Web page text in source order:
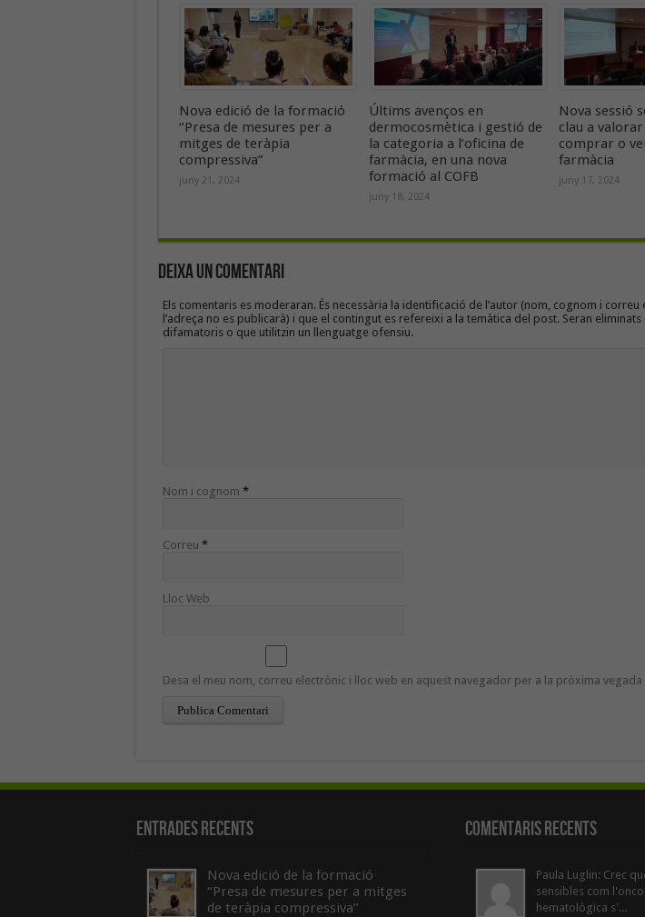
Nova edició de la formació
“Presa de mesures per a
mitges de teràpia
compressiva”
juny 21, 2024
Últims avenços en
dermocosmètica i gestió de
la categoria a l’oficina de
farmàcia, en una nova
formació al COFB
juny 18, 2024
Nova sessió
clau a valorar
comprar o
farmàcia
juny 17, 2024
Deixa un Comentari
Els comentaris es moderaran. És necessària la identificació de l’autor (nom, cognom i
l’adreça no es publicarà) i que el contingut es refereixi a la temàtica del post. Seran
difamatoris o que utilitzin un llenguatge ofensiu.
Nom i cognom *
Correu *
Lloc Web
Desa el meu nom, correu electrònic i lloc web en aquest navegador per a la pròxima vegada
Entrades recents
Nova edició de la formació
“Presa de mesures per a mitges
de teràpia compressiva”
Comentaris Recents
Paula Luglin: Crec
sensibles com
hematològica s'...